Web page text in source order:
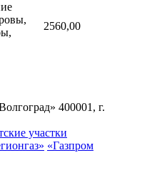
2560,00
400001, г.
участки
«Газпром